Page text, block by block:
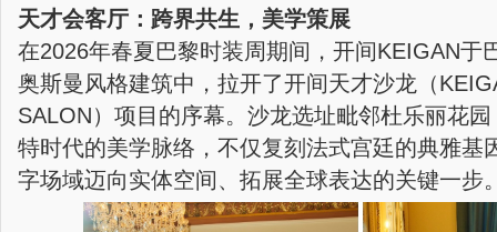
天才会客厅：跨界共生，美学策展
在2026年春夏巴黎时装周期间，开间KEIGAN于
奥斯曼风格建筑中，拉开了开间天才沙龙（
SALON）项目的序幕。沙龙选址毗邻杜乐丽花
特时代的美学脉络，不仅复刻法式宫廷的典雅基
字场域迈向实体空间、拓展全球表达的关键一步